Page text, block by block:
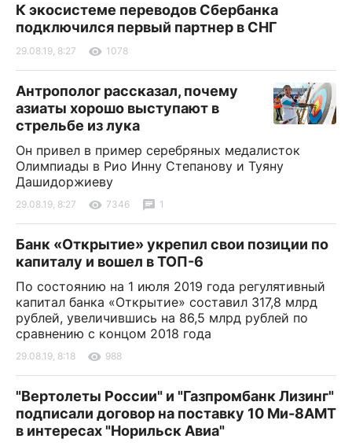
К экосистеме переводов Сбербанка
подключился первый партнер в СНГ
29.08.19, 8:27 1078
Антрополог рассказал, почему
азиаты хорошо выступают в
стрельбе из лука
Он привел в пример серебряных медалисток
Олимпиады в Рио Инну Степанову и Туяну
Дашидоржиеву
29.08.19, 8:27 7346 1
Банк «Открытие» укрепил свои позиции по
капиталу и вошел в ТОП-6
По состоянию на 1 июля 2019 года регулятивный
капитал банка «Открытие» составил 317,8 млрд
рублей, увеличившись на 86,5 млрд рублей по
сравнению с концом 2018 года
29.08.19, 8:18 988
"Вертолеты России" и "Газпромбанк Лизинг"
подписали договор на поставку 10 Ми-8АМТ
в интересах "Норильск Авиа"